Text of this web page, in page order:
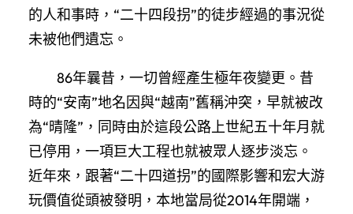
的人和事時，“二十四段拐”的徒步經過的事況從
未被他們遺忘。
86年曩昔，一切曾經產生極年夜變更。昔
時的“安南”地名因與“越南”舊稱沖突，早就被改
為“晴隆”，同時由於這段公路上世紀五十年月就
已停用，一項巨大工程也就被眾人逐步淡忘。
近年來，跟著“二十四道拐”的國際影響和宏大游
玩價值從頭被發明，本地當局從2014年開端，